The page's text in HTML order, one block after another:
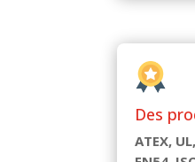
Des
ATEX,